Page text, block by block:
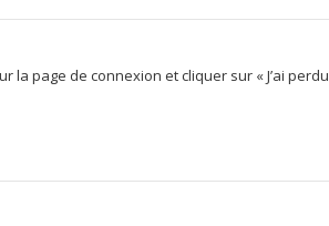
page de connexion et cliquer sur « J’ai perdu